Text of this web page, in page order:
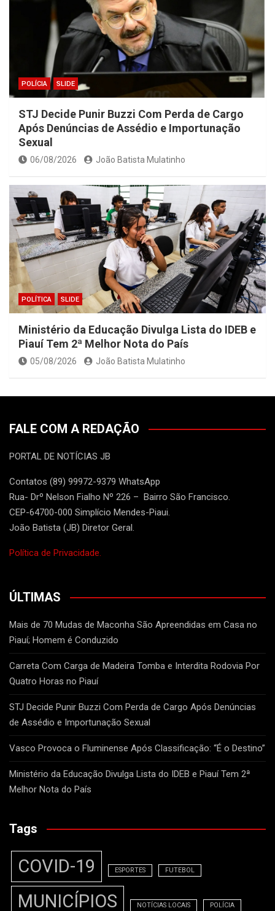
POLÍCIA SLIDE
STJ Decide Punir Buzzi Com Perda de Cargo
Após Denúncias de Assédio e Importunação
Sexual
06/08/2026 João Batista Mulatinho
POLÍTICA SLIDE
Ministério da Educação Divulga Lista do IDEB e
Piauí Tem 2ª Melhor Nota do País
05/08/2026 João Batista Mulatinho
FALE COM A REDAÇÃO
PORTAL DE NOTÍCIAS JB
Contatos (89) 99972-9379 WhatsApp
Rua- Drº Nelson Fialho Nº 226 – Bairro São Francisco.
CEP-64700-000 Simplício Mendes-Piaui.
João Batista (JB) Diretor Geral.
Política de Privacidade.
ÚLTIMAS
Mais de 70 Mudas de Maconha São Apreendidas em Casa no
Piauí; Homem é Conduzido
Carreta Com Carga de Madeira Tomba e Interdita Rodovia Por
Quatro Horas no Piauí
STJ Decide Punir Buzzi Com Perda de Cargo Após Denúncias
de Assédio e Importunação Sexual
Vasco Provoca o Fluminense Após Classificação: “É o Destino”
Ministério da Educação Divulga Lista do IDEB e Piauí Tem 2ª
Melhor Nota do País
Tags
COVID-19 ESPORTES FUTEBOL
MUNICÍPIOS NOTÍCIAS LOCAIS POLÍCIA